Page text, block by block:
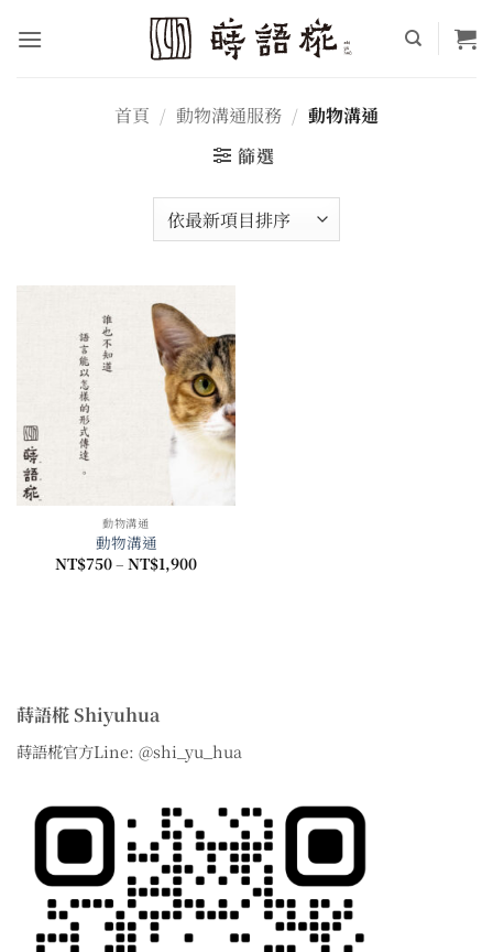
首頁 / 動物溝通服務 / 動物溝通
篩選
動物溝通
動物溝通
NT$750– NT$1,900價
蒔語椛 Shiyuhua
蒔語椛官方Line: @shi_yu_hua